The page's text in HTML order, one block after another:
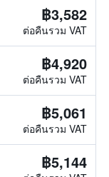
฿3,582
ต่อคืนรวม VAT
฿4,920
ต่อคืนรวม VAT
฿5,061
ต่อคืนรวม VAT
฿5,144